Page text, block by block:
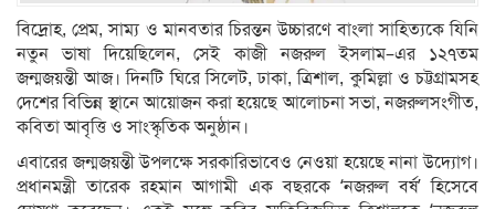
বিদ্রোহ, প্রেম, সাম্য ও মানবতার চিরন্তন উচ্চারণে বাংলা সাহিত্যকে যিনি
নতুন ভাষা দিয়েছিলেন, সেই কাজী নজরুল ইসলাম–এর ১২৭তম
জন্মজয়ন্তী আজ। দিনটি ঘিরে সিলেট, ঢাকা, ত্রিশাল, কুমিল্লা ও চট্টগ্রামসহ
দেশের বিভিন্ন স্থানে আয়োজন করা হয়েছে আলোচনা সভা, নজরুলসংগীত,
কবিতা আবৃত্তি ও সাংস্কৃতিক অনুষ্ঠান।
এবারের জন্মজয়ন্তী উপলক্ষে সরকারিভাবেও নেওয়া হয়েছে নানা উদ্যোগ।
প্রধানমন্ত্রী তারেক রহমান আগামী এক বছরকে ‘নজরুল বর্ষ’ হিসেবে